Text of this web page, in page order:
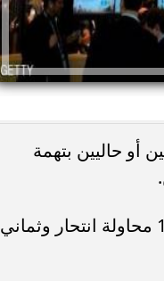
أو حاليين بتهمة
وشهدت شركة الهاتف والإنترنت الرئيسية في فرنسا 19 حالة انتحار و12 محاولة انتحار وثماني